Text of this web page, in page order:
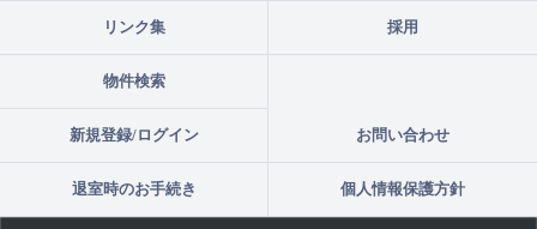
リンク集 採用
物件検索
新規登録/ログイン お問い合わせ
退室時のお手続き 個人情報保護方針